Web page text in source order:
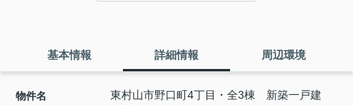
基本情報 詳細情報 周辺環境
物件名
東村山市野口町4丁目・全3棟 新築一戸建